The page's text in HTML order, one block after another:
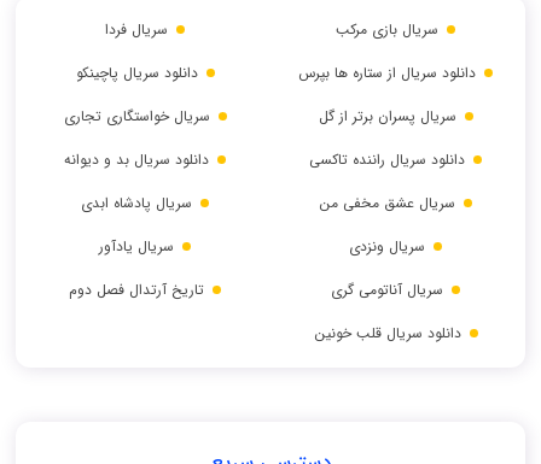
سریال بازی مرکب
دانلود سریال از ستاره ها بپرس
سریال پسران برتر از گل
دانلود سریال راننده تاکسی
سریال عشق مخفی من
سریال ونزدی
سریال آناتومی گری
دانلود سریال قلب خونین
سریال فردا
دانلود سریال پاچینکو
سریال خواستگاری تجاری
دانلود سریال بد و دیوانه
سریال پادشاه ابدی
سریال یادآور
تاریخ آرتدال فصل دوم